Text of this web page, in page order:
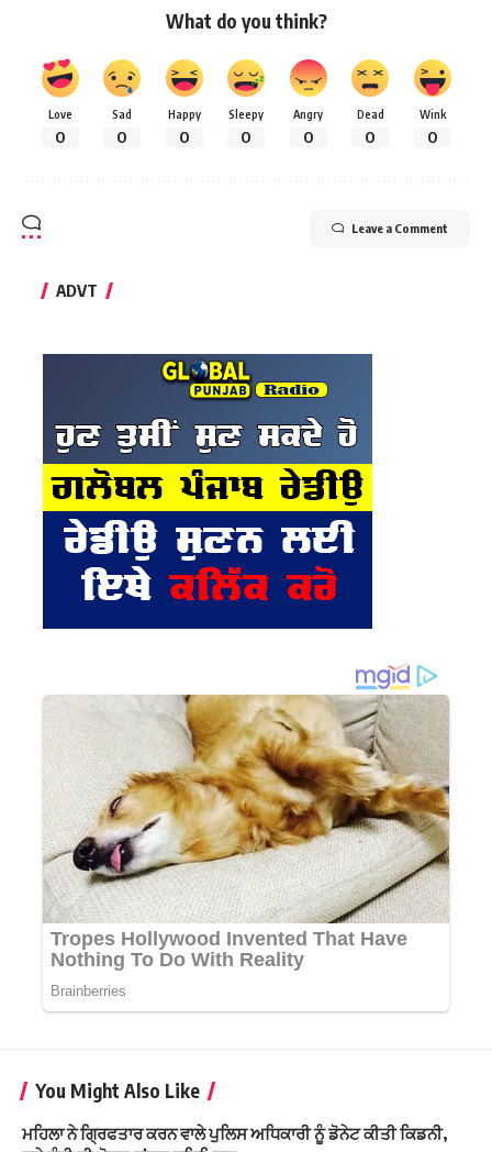
What do you think?
Love
0
Sad
0
Happy
0
Sleepy
0
Angry
0
Dead
0
Wink
0
Leave a Comment
ADVT
You Might Also Like
ਮਹਿਲਾ ਨੇ ਗ੍ਰਿਫਤਾਰ ਕਰਨ ਵਾਲੇ ਪੁਲਿਸ ਅਧਿਕਾਰੀ ਨੂੰ ਡੋਨੇਟ ਕੀਤੀ ਕਿਡਨੀ,